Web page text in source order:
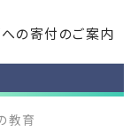
の寄付のご案内
教育